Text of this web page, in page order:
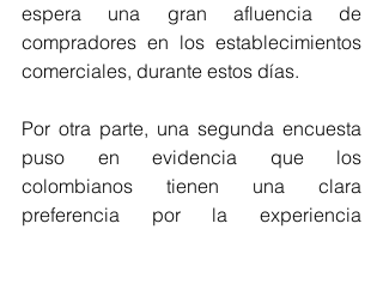
espera una gran afluencia de
compradores en los establecimientos
comerciales, durante estos días.
Por otra parte, una segunda encuesta
puso en evidencia que los
colombianos tienen una clara
preferencia por la experiencia